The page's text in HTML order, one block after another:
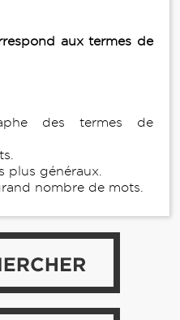
aux termes de
des termes de
plus généraux.
nombre de mots.